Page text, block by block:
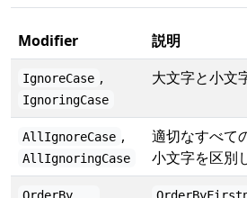
Modifier 説明
IgnoreCase ,
IgnoringCase
大文字と小文
AllIgnoreCase ,
AllIgnoringCase
適切なすべて
小文字を区別
OrderBy...